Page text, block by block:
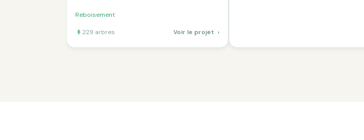
Reboisement
229 arbres Voir le projet ›